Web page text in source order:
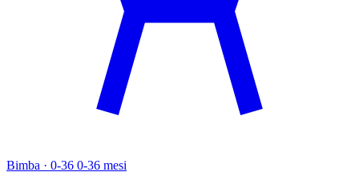
Bimba · 0-36 0-36 mesi